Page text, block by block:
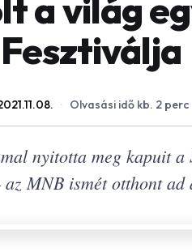
a világ
· Olvasási idő kb. 2 perc
nyitotta meg kapuit a
az MNB ismét otthont